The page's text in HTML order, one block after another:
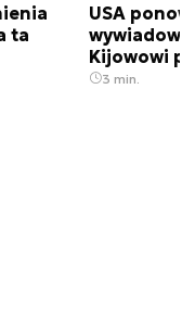
ta
USA
Kijowowi
3 min.